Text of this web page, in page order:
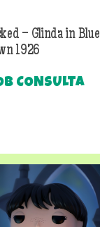
– Glinda in Blue
1926
CONSULTA